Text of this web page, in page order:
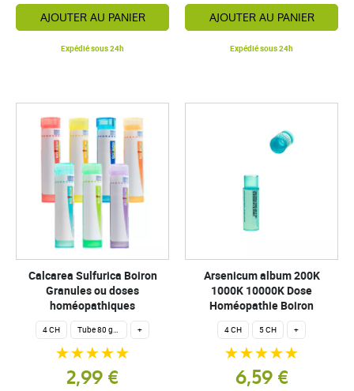
AJOUTER AU PANIER
Expédié sous 24h
AJOUTER AU PANIER
Expédié sous 24h
Calcarea Sulfurica Boiron
Granules ou doses
homéopathiques
4 CH Tube 80 granules homéopathiques 4 g. +
2,99 €
Arsenicum album 200K
1000K 10000K Dose
Homéopathie Boiron
4 CH 5 CH +
6,59 €